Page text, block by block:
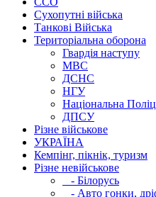
Сухопутні війська
Танкові Війська
Територіальна оборона
Гвардія наступу
МВС
ДСНС
НГУ
Національна
ДПСУ
Різне військове
УКРАЇНА
Кемпінг, пікнік, туризм
Різне невійськове
- Білорусь
- Авто гонки,